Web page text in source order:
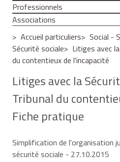
Professionnels
Associations
Accueil particuliers
Social -
Sécurité sociale
Litiges avec
du contentieux de l'incapacité
Litiges avec la
Tribunal du
Fiche pratique
Simplification de l'organisation
sécurité sociale - 27.10.2015